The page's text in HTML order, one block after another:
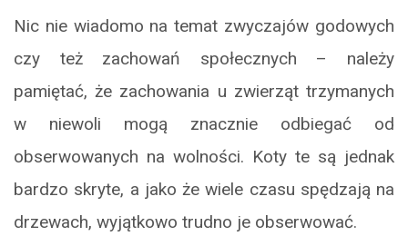
Nic nie wiadomo na temat zwyczajów godowych
czy też zachowań społecznych – należy
pamiętać, że zachowania u zwierząt trzymanych
w niewoli mogą znacznie odbiegać od
obserwowanych na wolności. Koty te są jednak
bardzo skryte, a jako że wiele czasu spędzają na
drzewach, wyjątkowo trudno je obserwować.